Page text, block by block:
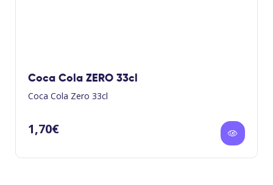
Coca Cola ZERO 33cl
Coca Cola Zero 33cl
1,70€